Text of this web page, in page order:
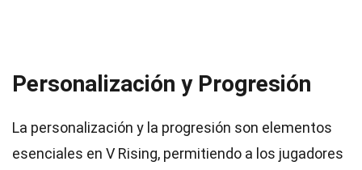
Personalización y Progresión
La personalización y la progresión son elementos
esenciales en V Rising, permitiendo a los jugadores